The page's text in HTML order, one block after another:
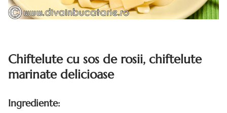
Chiftelute cu sos de rosii, chiftelute
marinate delicioase
Ingrediente: